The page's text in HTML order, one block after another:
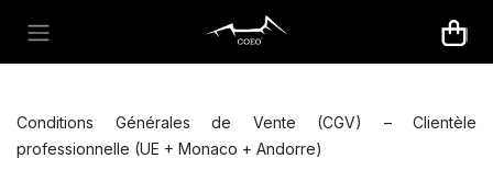
Conditions Générales de Vente (CGV) – Clientèle
professionnelle (UE + Monaco + Andorre)